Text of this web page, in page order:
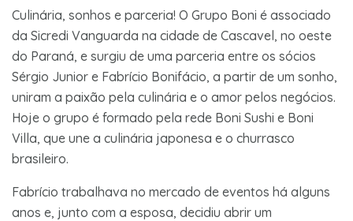
Culinária, sonhos e parceria! O Grupo Boni é associado
da Sicredi Vanguarda na cidade de Cascavel, no oeste
do Paraná, e surgiu de uma parceria entre os sócios
Sérgio Junior e Fabrício Bonifácio, a partir de um sonho,
uniram a paixão pela culinária e o amor pelos negócios.
Hoje o grupo é formado pela rede Boni Sushi e Boni
Villa, que une a culinária japonesa e o churrasco
brasileiro.
Fabrício trabalhava no mercado de eventos há alguns
anos e, junto com a esposa, decidiu abrir um